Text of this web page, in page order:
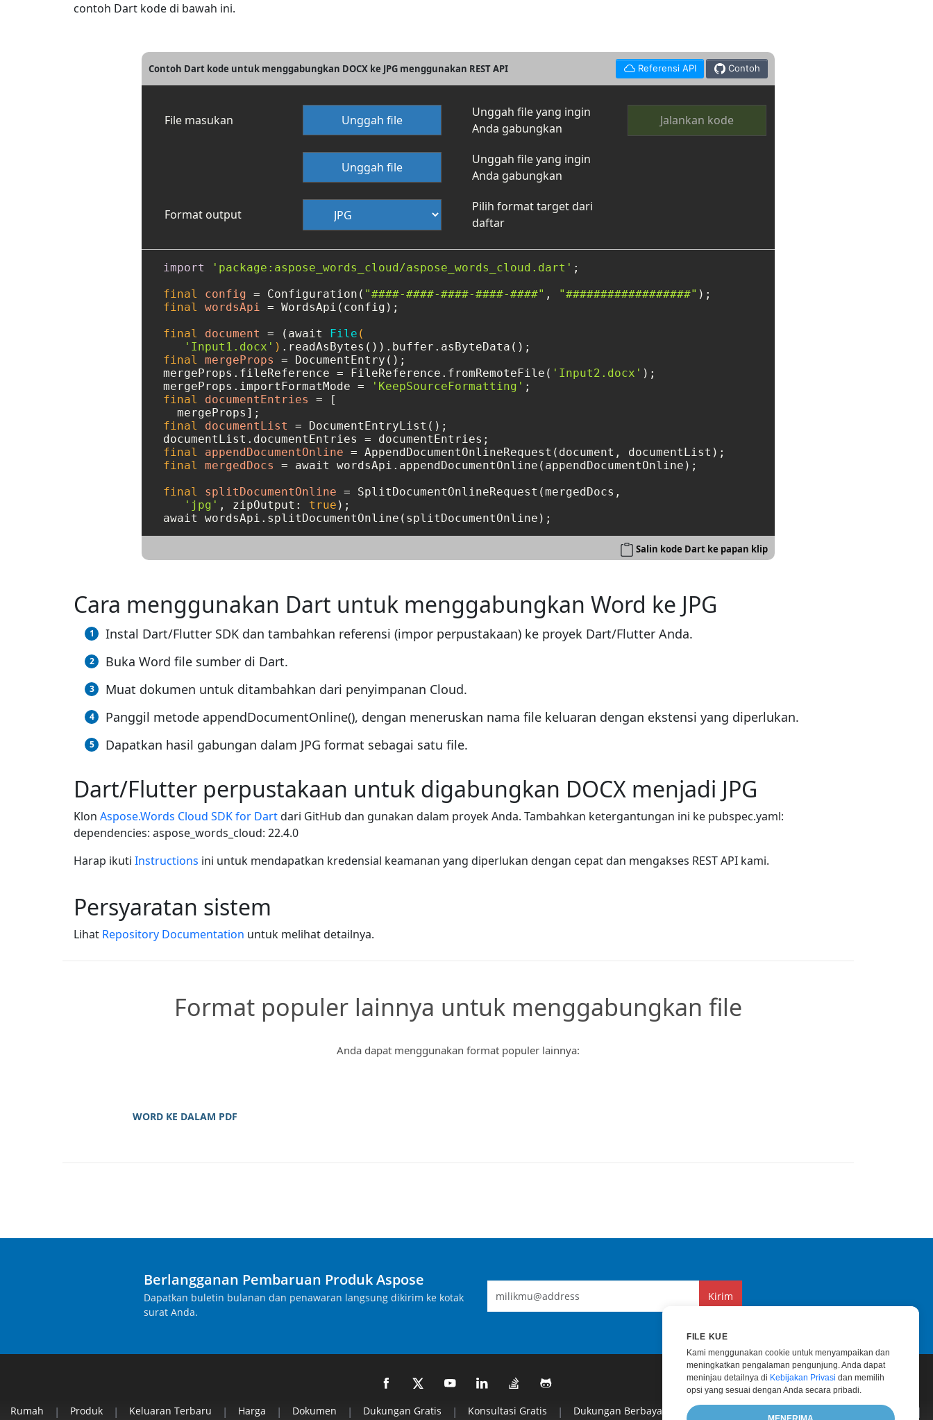
contoh Dart kode di bawah ini.
Contoh Dart kode untuk menggabungkan DOCX ke JPG menggunakan REST API Referensi API Contoh
File masukan Unggah file
Unggah file yang ingin
Anda gabungkan
Jalankan kode
Unggah file
Unggah file yang ingin
Anda gabungkan
Format output
Pilih format target dari
daftar
import 'package:aspose_words_cloud/aspose_words_cloud.dart' ;
final
config = Configuration( "####-####-####-####-####" , "##################"
final
wordsApi = WordsApi(config);
final
document = (await File (
'Input1.docx' )
final
mergeProps = DocumentEntry();
mergeProps.fileReference = FileReference.fromRemoteFile( 'Input2.docx' );
mergeProps.importFormatMode =
'KeepSourceFormatting'
final
documentEntries = [
final
documentList = DocumentEntryList();
final
appendDocumentOnline =
final
mergedDocs = await wordsApi.appendDocumentOnline(appendDocumentOnline);
final
splitDocumentOnline = SplitDocumentOnlineRequest(mergedDocs,
'jpg' , zipOutput: true );
Salin kode Dart ke papan klip
Cara menggunakan Dart untuk menggabungkan Word ke JPG
Instal Dart/Flutter SDK dan tambahkan referensi (impor perpustakaan) ke proyek Dart/Flutter Anda.
Buka Word file sumber di Dart.
Muat dokumen untuk ditambahkan dari penyimpanan Cloud.
Panggil metode appendDocumentOnline(), dengan meneruskan nama file keluaran dengan ekstensi yang diperlukan.
Dapatkan hasil gabungan dalam JPG format sebagai satu file.
Dart/Flutter perpustakaan untuk digabungkan DOCX menjadi JPG
Klon Aspose.Words Cloud SDK for Dartdari GitHub dan gunakan dalam proyek Anda. Tambahkan ketergantungan ini ke pubspec.yaml:
dependencies: aspose_words_cloud: 22.4.0
Harap ikuti Instructions ini untuk mendapatkan kredensial keamanan yang diperlukan dengan cepat dan mengakses REST API kami.
Persyaratan sistem
Lihat Repository Documentation untuk melihat detailnya.
Format populer lainnya untuk menggabungkan file
Anda dapat menggunakan format populer lainnya:
WORD KE DALAM PDF
Berlangganan Pembaruan Produk Aspose
Dapatkan buletin bulanan dan penawaran langsung dikirim ke kotak
surat Anda.
Kirim
Rumah | Produk | Keluaran Terbaru | Harga | Dokumen | Dukungan Gratis | Konsultasi Gratis | Dukungan Berbayar Konsultasi Berbayar Situs Web |
FILE KUE
Kami menggunakan cookie untuk menyampaikan dan
meningkatkan pengalaman pengunjung. Anda dapat
meninjau detailnya di Kebijakan Privasi dan memilih
opsi yang sesuai dengan Anda secara pribadi.